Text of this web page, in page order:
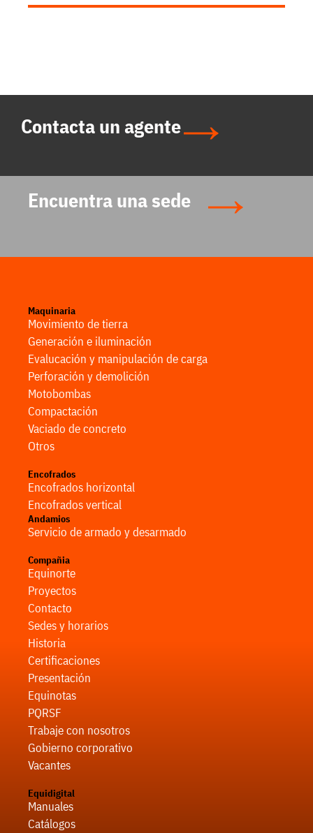
Contacta un agente
Encuentra una sede
Maquinaria
Movimiento de tierra
Generación e iluminación
Evalucación y manipulación de carga
Perforación y demolición
Motobombas
Compactación
Vaciado de concreto
Otros
Encofrados
Encofrados horizontal
Encofrados vertical
Andamios
Servicio de armado y desarmado
Compañia
Equinorte
Proyectos
Contacto
Sedes y horarios
Historia
Certificaciones
Presentación
Equinotas
PQRSF
Trabaje con nosotros
Gobierno corporativo
Vacantes
Equidigital
Manuales
Catálogos